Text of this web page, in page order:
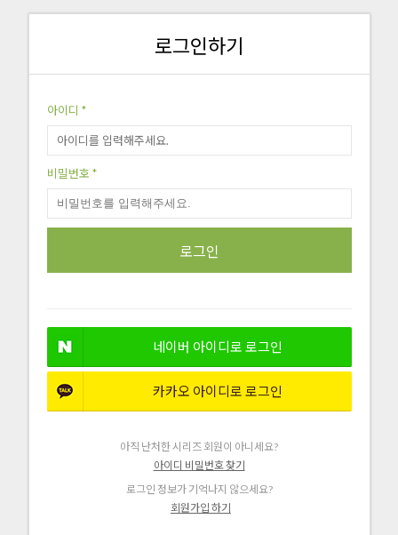
로그인하기
아이디 *
비밀번호 *
네이버 아이디로 로그인
카카오 아이디로 로그인
아직 난처한 시리즈 회원이 아니세요?
아이디 비밀번호 찾기
로그인 정보가 기억나지 않으세요?
회원가입 하기